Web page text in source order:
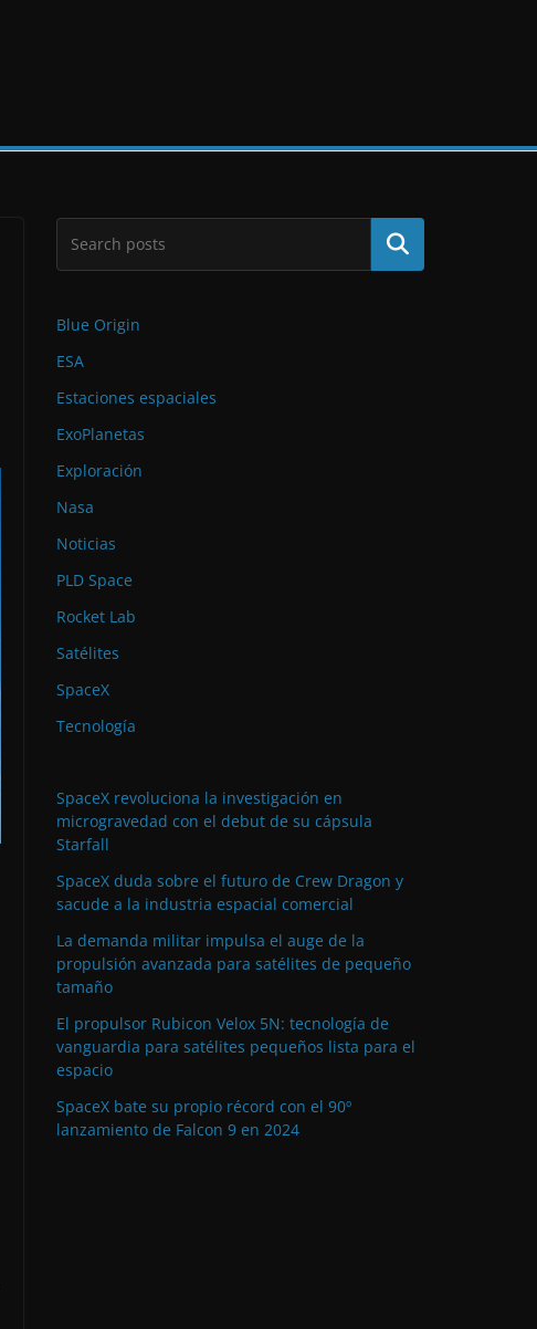
Buscar
Blue Origin
ESA
Estaciones espaciales
ExoPlanetas
Exploración
Nasa
Noticias
PLD Space
Rocket Lab
Satélites
SpaceX
Tecnología
SpaceX revoluciona la investigación en
microgravedad con el debut de su cápsula
Starfall
SpaceX duda sobre el futuro de Crew Dragon y
sacude a la industria espacial comercial
La demanda militar impulsa el auge de la
propulsión avanzada para satélites de pequeño
tamaño
El propulsor Rubicon Velox 5N: tecnología de
vanguardia para satélites pequeños lista para el
espacio
SpaceX bate su propio récord con el 90º
lanzamiento de Falcon 9 en 2024